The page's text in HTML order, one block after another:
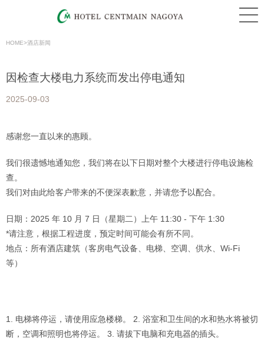
HOME>酒店新闻
因检查大楼电力系统而发出停电通知
2025-09-03
感谢您一直以来的惠顾。
我们很遗憾地通知您，我们将在以下日期对整个大楼进行停电设施检
查。
我们对由此给客户带来的不便深表歉意，并请您予以配合。
日期：2025 年 10 月 7 日（星期二）上午 11:30 - 下午 1:30
*请注意，根据工程进度，预定时间可能会有所不同。
地点：所有酒店建筑（客房电气设备、电梯、空调、供水、Wi-Fi
等）
1. 电梯将停运，请使用应急楼梯。 2. 浴室和卫生间的水和热水将被切
断，空调和照明也将停运。 3. 请拔下电脑和充电器的插头。